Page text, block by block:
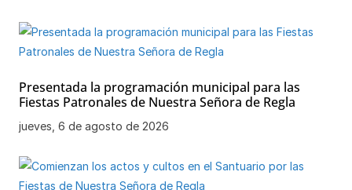
Presentada la programación municipal para las
Fiestas Patronales de Nuestra Señora de Regla
jueves, 6 de agosto de 2026